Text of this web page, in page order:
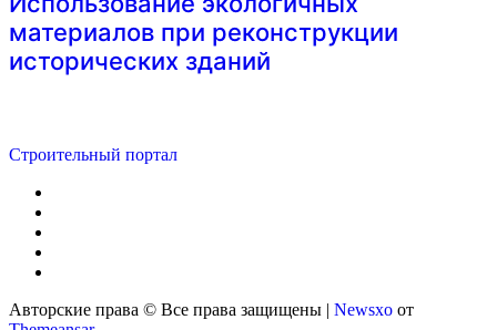
материалов при реконструкции
исторических зданий
Строительный портал
Авторские права © Все права защищены | Newsxo от